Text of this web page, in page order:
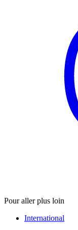
Pour aller plus loin
International